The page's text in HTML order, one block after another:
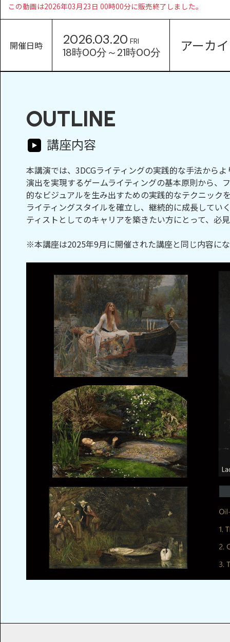
この動画は2026年03月23日 00時00分に販売終了しました。
開催日時 2026.03.20 FRI
18時00分～21時00分 アーカ
OUTLINE
講座内容
本講演では、3DCGライティングの実践的な手法から
演出を実現するゲームライティングの基本原則から、
的なビジュアルを生み出すための実践的なテクニック
ライティングスタイルを確立し、継続的に成長して
ティストとしてのキャリアを築きたい方にとって、必
※本講座は2025年9月に開催された講座と同じ内容に